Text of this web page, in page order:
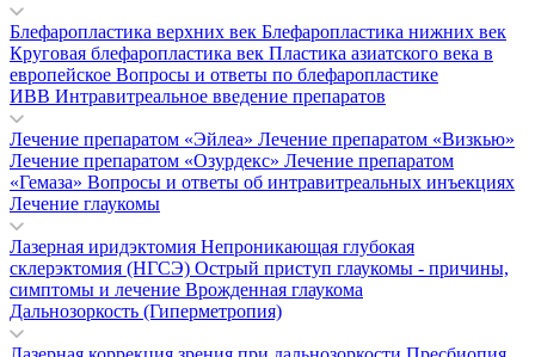
Блефаропластика верхних век Блефаропластика нижних век
Круговая блефаропластика век Пластика азиатского века в
европейское Вопросы и ответы по блефаропластике
ИВВ Интравитреальное введение препаратов
Лечение препаратом «Эйлеа» Лечение препаратом «Визкью»
Лечение препаратом «Озурдекс» Лечение препаратом
«Гемаза» Вопросы и ответы об интравитреальных инъекциях
Лечение глаукомы
Лазерная иридэктомия Непроникающая глубокая
склерэктомия (НГСЭ) Острый приступ глаукомы - причины,
симптомы и лечение Врожденная глаукома
Дальнозоркость (Гиперметропия)